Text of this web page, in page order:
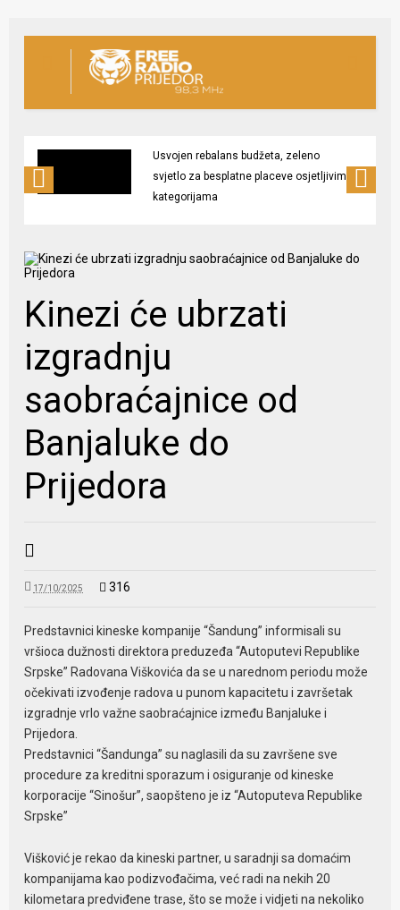
Usvojen rebalans budžeta, zeleno
svjetlo za besplatne placeve osjetljivim
kategorijama
Kinezi će ubrzati
izgradnju
saobraćajnice od
Banjaluke do
Prijedora
17/10/2025 316
Predstavnici kineske kompanije “Šandung” informisali su
vršioca dužnosti direktora preduzeđa “Autoputevi Republike
Srpske” Radovana Viškovića da se u narednom periodu može
očekivati izvođenje radova u punom kapacitetu i završetak
izgradnje vrlo važne saobraćajnice između Banjaluke i
Prijedora.
Predstavnici “Šandunga” su naglasili da su završene sve
procedure za kreditni sporazum i osiguranje od kineske
korporacije “Sinošur”, saopšteno je iz “Autoputeva Republike
Srpske”
Višković je rekao da kineski partner, u saradnji sa domaćim
kompanijama kao podizvođačima, već radi na nekih 20
kilometara predviđene trase, što se može i vidjeti na nekoliko